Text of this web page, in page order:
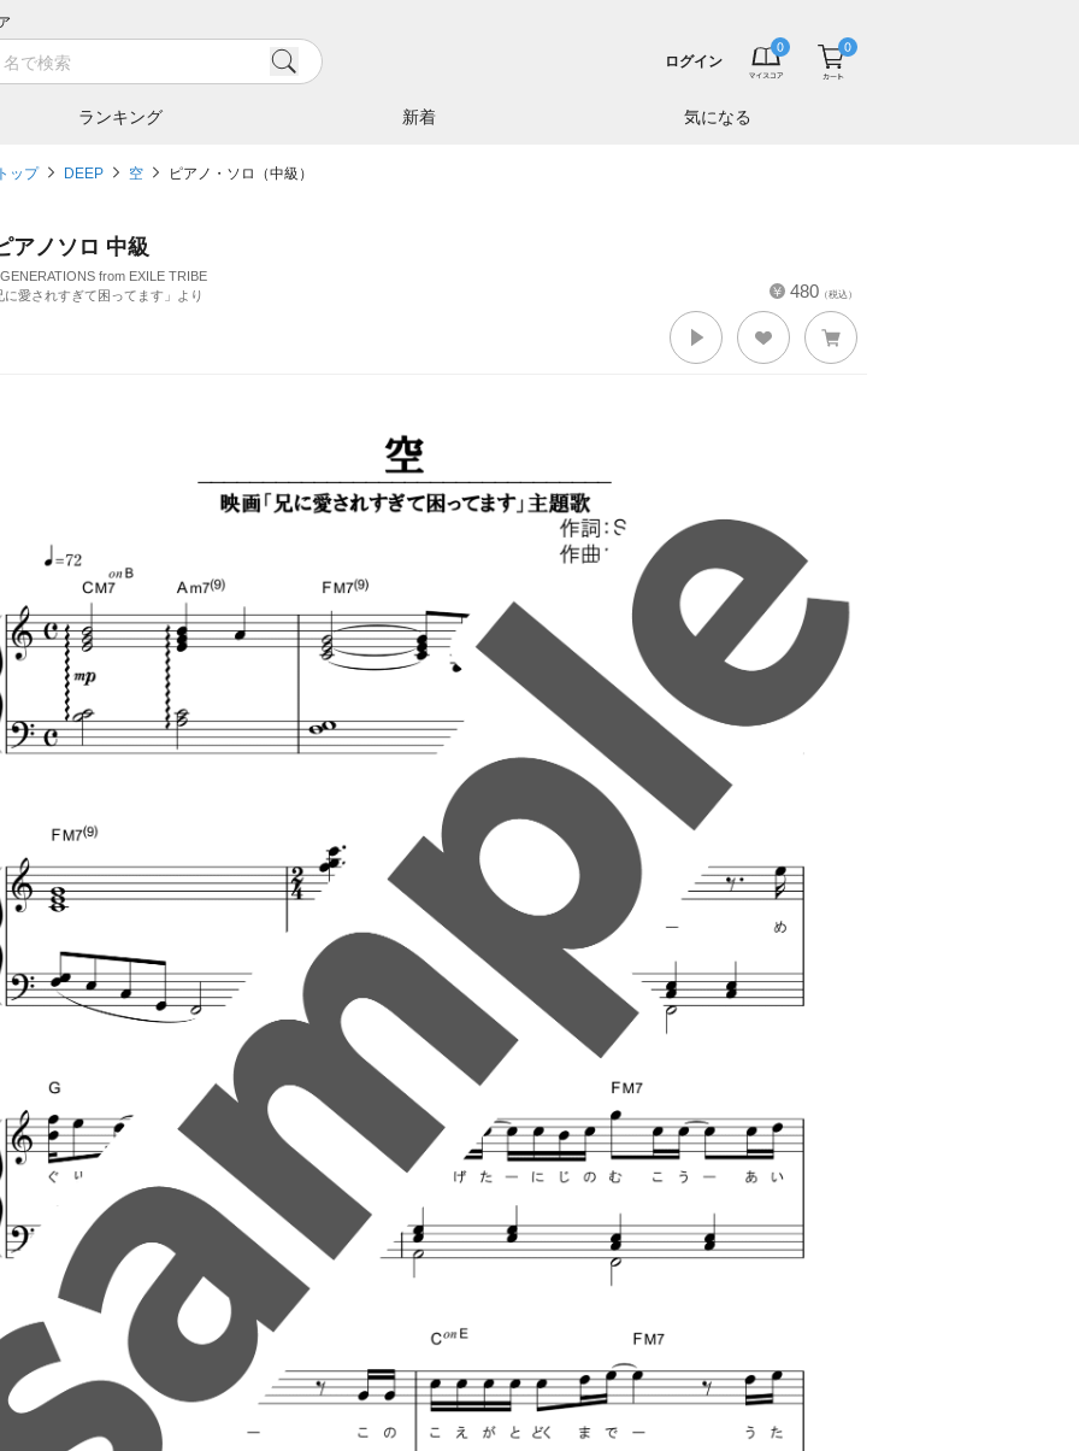
ランキング 新着 気になる
ログイン
ップ DEEP 空 ピアノ・ソロ（中級）
アノソロ 中級
from EXILE TRIBE
に愛されすぎて困ってます」より
480 （税込）